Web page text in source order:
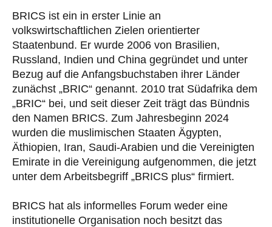
BRICS ist ein in erster Linie an
volkswirtschaftlichen Zielen orientierter
Staatenbund. Er wurde 2006 von Brasilien,
Russland, Indien und China gegründet und unter
Bezug auf die Anfangsbuchstaben ihrer Länder
zunächst „BRIC“ genannt. 2010 trat Südafrika dem
„BRIC“ bei, und seit dieser Zeit trägt das Bündnis
den Namen BRICS. Zum Jahresbeginn 2024
wurden die muslimischen Staaten Ägypten,
Äthiopien, Iran, Saudi-Arabien und die Vereinigten
Emirate in die Vereinigung aufgenommen, die jetzt
unter dem Arbeitsbegriff „BRICS plus“ firmiert.
BRICS hat als informelles Forum weder eine
institutionelle Organisation noch besitzt das